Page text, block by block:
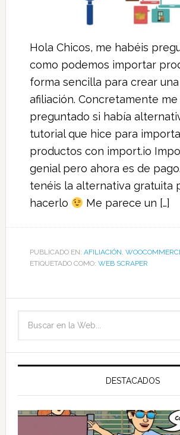
Hola Chicos, me habéis
como podemos importar
forma sencilla para crear
afiliación. Concretamente me
preguntado si había
tutorial que hice para
productos con import.io
genial pero ahora es de
tenéis la alternativa gratuita
hacerlo
Me parece un […]
PUBLICADO EN: AFILIACIÓN,
ETIQUETADO COMO: WEB SCRAPER
DESTACADOS